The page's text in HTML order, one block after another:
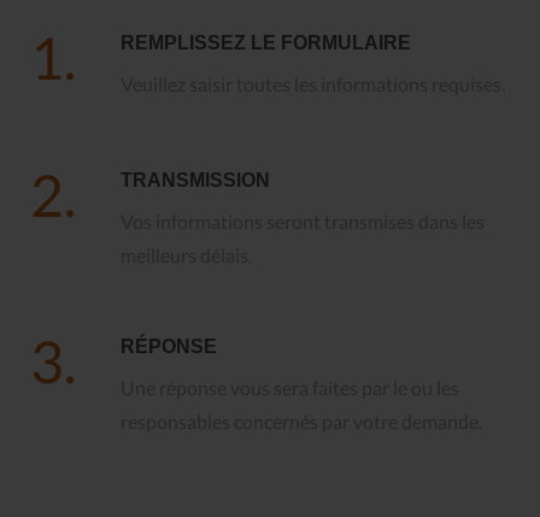
1. REMPLISSEZ LE FORMULAIRE
2. TRANSMISSION
3. RÉPONSE